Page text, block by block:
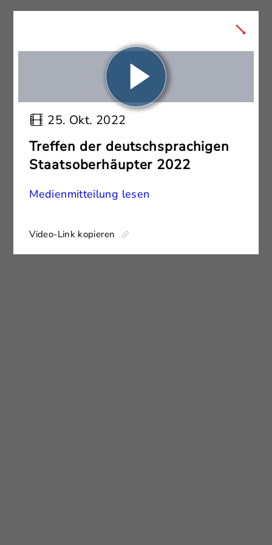
25. Okt. 2022
Treffen der deutschsprachigen
Staatsoberhäupter 2022
Medienmitteilung lesen
Video-Link kopieren